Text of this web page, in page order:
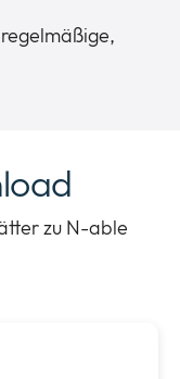
zu N-able